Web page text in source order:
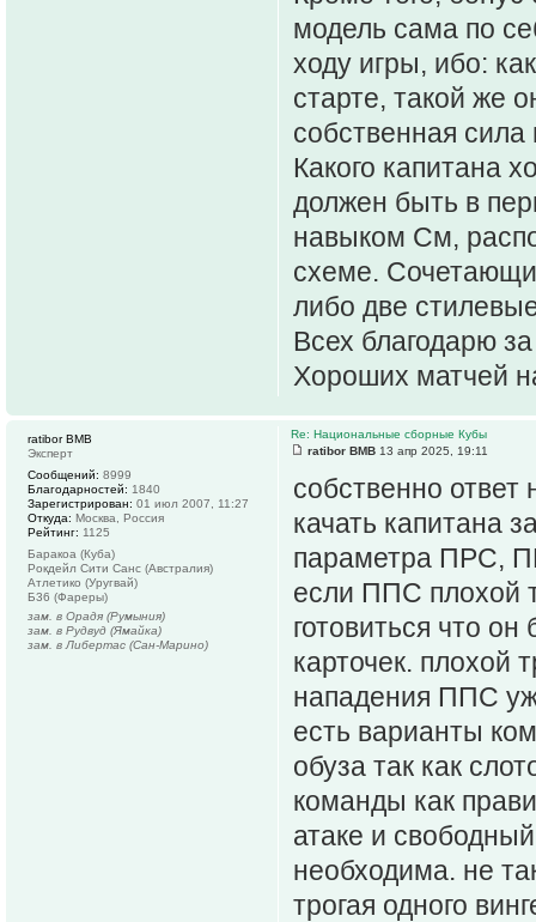
модель сама по
ходу игры, ибо:
старте, такой же
собственная сила
Какого капитана
должен быть в
навыком См,
схеме.
либо две
Всех благодарю
Хороших матчей
Re: Национальные сборные Кубы
ratibor BMB 13 апр 2025, 19:11
собственно
качать капитана
параметра ПРС,
если ППС плохой
готовиться что
карточек. плохой
нападения ППС
есть варианты
обуза так как
команды как
атаке и
необходима. не
трогая одного
ratibor BMB
Эксперт
Сообщений: 8999
Благодарностей: 1840
Зарегистрирован: 01 июл 2007, 11:27
Откуда: Москва, Россия
Рейтинг: 1125
Баракоа (Куба)
Рокдейл Сити Санс (Австралия)
Атлетико (Уругвай)
Б36 (Фареры)
зам. в Орадя (Румыния)
зам. в Рудвуд (Ямайка)
зам. в Либертас (Сан-Марино)